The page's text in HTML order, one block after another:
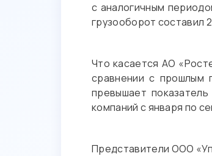
с аналогичным
грузооборот составил
Что касается АО
сравнении с прошлым
превышает
компаний с января по
Представители ООО